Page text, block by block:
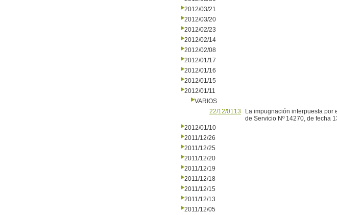
2012/03/21
2012/03/20
2012/02/23
2012/02/14
2012/02/08
2012/01/17
2012/01/16
2012/01/15
2012/01/11
VARIOS
22/12/0113
La impugnación interpuesta por
de Servicio Nº 14270, de fecha
2012/01/10
2011/12/26
2011/12/25
2011/12/20
2011/12/19
2011/12/18
2011/12/15
2011/12/13
2011/12/05